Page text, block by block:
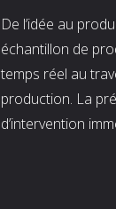
De l’idée au
échantillon de
temps réel au
production. La
d’intervention